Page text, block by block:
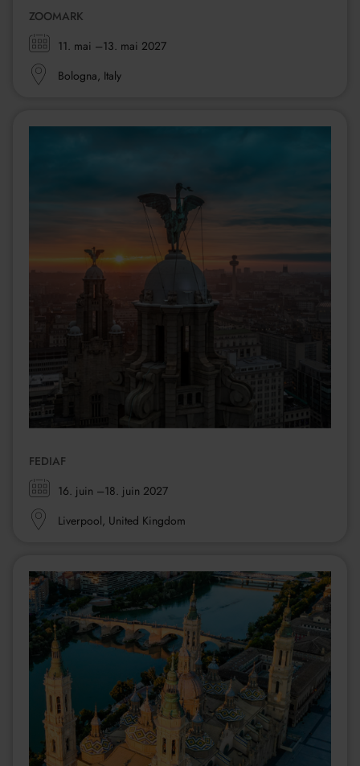
ZOOMARK
Zeitraum:11. mai –13. mai 2027
Ort:
Bologna, Italy
FEDIAF
Zeitraum:16. juin –18. juin 2027
Ort:
Liverpool, United Kingdom